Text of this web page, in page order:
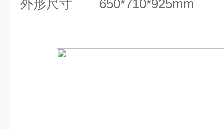
外形尺寸
650*710*925mm